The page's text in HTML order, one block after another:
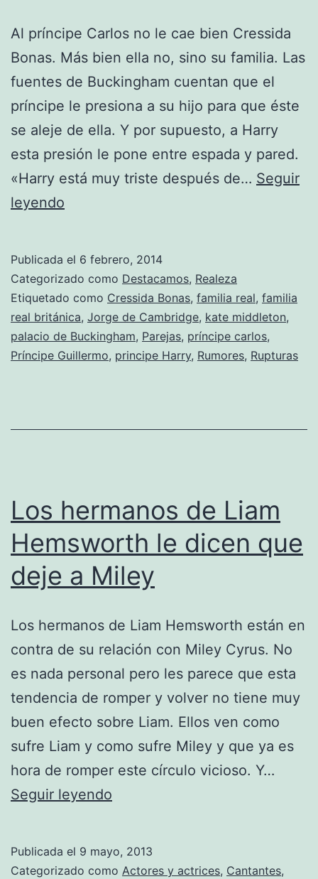
Al príncipe Carlos no le cae bien Cressida
Bonas. Más bien ella no, sino su familia. Las
fuentes de Buckingham cuentan que el
príncipe le presiona a su hijo para que éste
se aleje de ella. Y por supuesto, a Harry
esta presión le pone entre espada y pared.
«Harry está muy triste después de… Seguir
leyendo
es
obligado
a
romper
Publicada el 6 febrero, 2014
Categorizado como Destacamos, Realeza
Etiquetado como Cressida Bonas, familia real, familia
real británica, Jorge de Cambridge, kate middleton,
palacio de Buckingham, Parejas, príncipe carlos,
Príncipe Guillermo, principe Harry, Rumores, Rupturas
Los hermanos de Liam
Hemsworth le dicen que
deje a Miley
Los hermanos de Liam Hemsworth están en
contra de su relación con Miley Cyrus. No
es nada personal pero les parece que esta
tendencia de romper y volver no tiene muy
buen efecto sobre Liam. Ellos ven como
sufre Liam y como sufre Miley y que ya es
hora de romper este círculo vicioso. Y…
Seguir leyendo
Liam
Publicada el 9 mayo, 2013
Categorizado como Actores y actrices, Cantantes,